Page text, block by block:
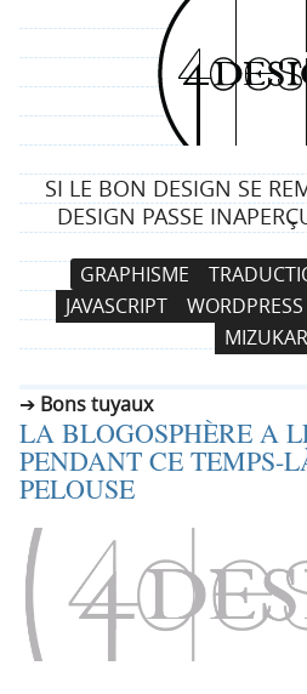
SI LE BON DESIGN SE
DESIGN PASSE
a
t
i
o
p
a
u
c
o
n
GRAPHISME
JAVASCRIPT
WORDPRESS
Bons tuyaux
LA BLOGOSPHÈRE A
PENDANT CE TEMPS-
PELOUSE